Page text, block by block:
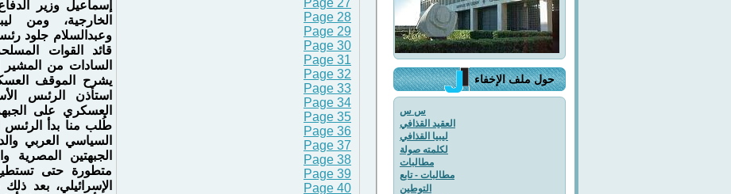
Page 27
Page 28
Page 29
Page 30
Page 31
Page 32
Page 33
Page 34
Page 35
Page 36
Page 37
Page 38
Page 39
Page 40
إسماعيل وزير
الخارجية، ومن
وعبدالسلام جلود
قائد القوات
السادات من
يشرح الموقف
استأذن الرئىس
العسكري على
طُلب منا بدأ
السياسي العربي
الجبهتين
متطورة حتى
الإسرائيلي، بعد
حول ملف الإخفاء
س س
العقيد القذافي
ليبيا القذافي
لكلمته صولة
مطالبات
مطالبات - تابع
التوطين